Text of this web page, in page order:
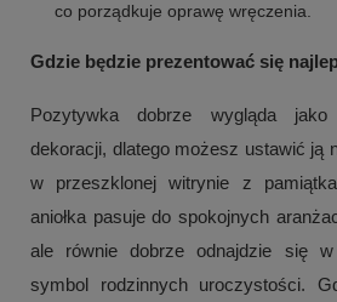
co porządkuje oprawę wręczenia.
Gdzie będzie prezentować się
Pozytywka dobrze wygląda jako
dekoracji, dlatego możesz ustawić ją
w przeszklonej witrynie z
aniołka pasuje do spokojnych
ale równie dobrze odnajdzie się
symbol rodzinnych uroczystości.